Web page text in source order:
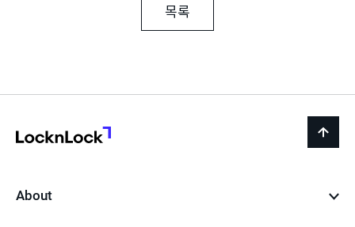
목록
back
About